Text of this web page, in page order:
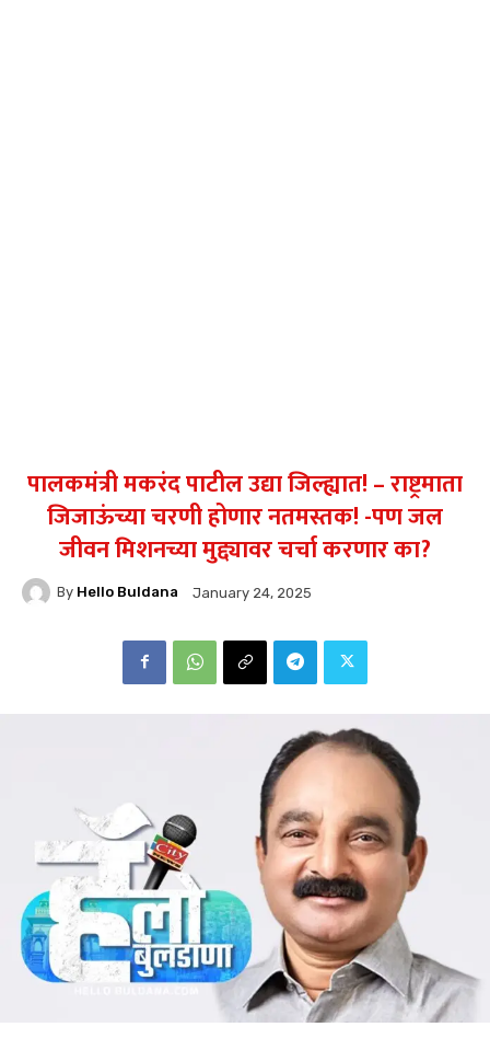
पालकमंत्री मकरंद पाटील उद्या जिल्ह्यात! – राष्ट्रमाता
जिजाऊंच्या चरणी होणार नतमस्तक! -पण जल
जीवन मिशनच्या मुद्द्यावर चर्चा करणार का?
By Hello Buldana January 24, 2025